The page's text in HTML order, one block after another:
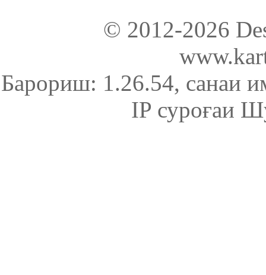
© 2012-2026
Барориш: 1.26.54, санаи
IP суроғаи